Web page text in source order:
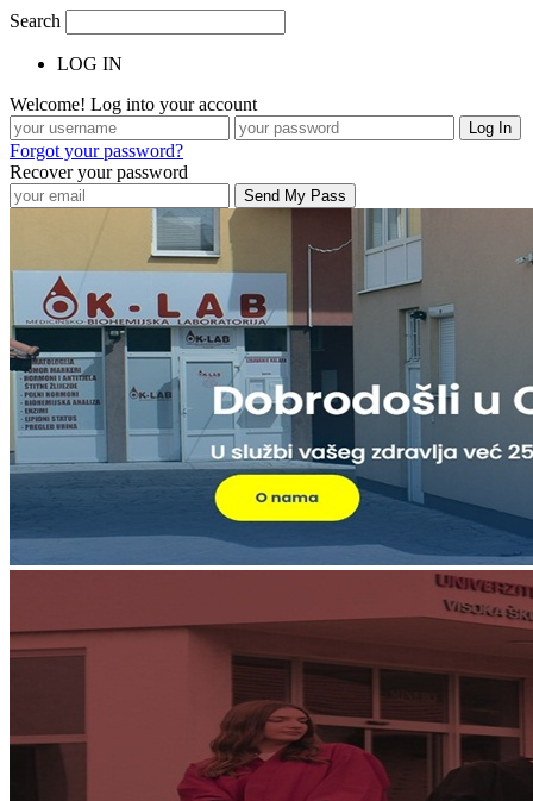
Search
LOG IN
Welcome! Log into your account
Forgot your password?
Recover your password